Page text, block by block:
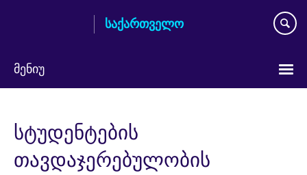
საქართველო
მენიუ
სტუდენტების
თავდაჯერებულობის